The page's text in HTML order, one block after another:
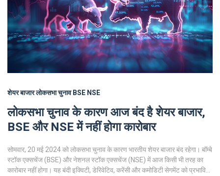
शेयर बाजारलोकसभा चुनावBSENSE
लोकसभा चुनाव के कारण आज बंद है शेयर बाजार,
BSE और NSE में नहीं होगा कारोबार
सोमवार, 20 मई 2024 को लोकसभा चुनाव के कारण भारतीय शेयर बाजार बंद रहेगा। बॉम्बे
स्टॉक एक्सचेंज (BSE) और नेशनल स्टॉक एक्सचेंज (NSE) में आज किसी भी तरह का
कारोबार नहीं होगा। यह बंदी इक्विटी, डेरिवेटिव, करेंसी और कमोडिटी सेगमेंट को प्रभावित